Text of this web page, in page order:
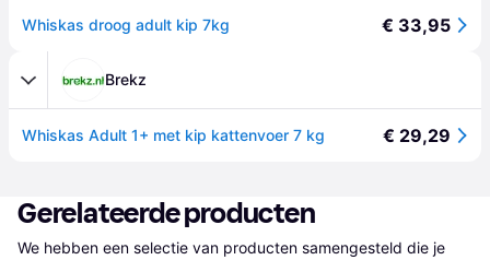
Whiskas droog adult kip 7kg € 33,95
Brekz
Whiskas Adult 1+ met kip kattenvoer 7 kg € 29,29
Gerelateerde producten
We hebben een selectie van producten samengesteld die je